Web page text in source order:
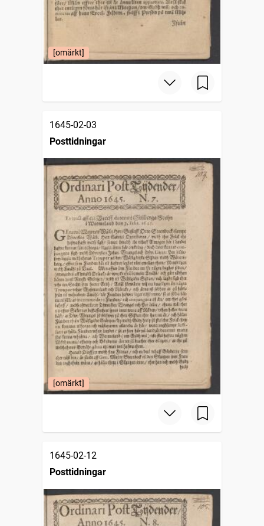
[omärkt]
1645-02-03
Posttidningar
[omärkt]
1645-02-12
Posttidningar